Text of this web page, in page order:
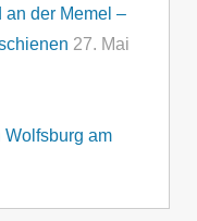
an der Memel –
27. Mai
Wolfsburg am